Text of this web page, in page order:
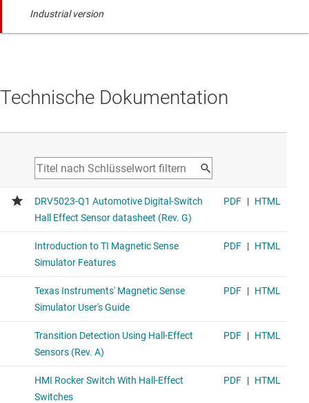
Industrial version
Technische Dokumentation